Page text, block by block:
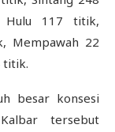
Hulu 117 titik,
Mempawah 22
titik.
besar konsesi
tersebut